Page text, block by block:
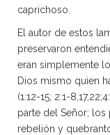
caprichoso.
El autor de estos
preservaron
eran simplemente
Dios mismo quien
(1:12-15; 2:1-
parte del Señor; los
rebelión y